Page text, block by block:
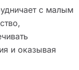
с малым
и оказывая